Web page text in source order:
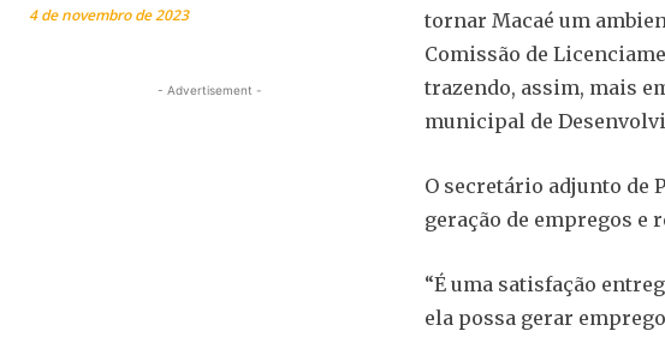
4 de novembro de 2023
- Advertisement -
tornar Macaé um
Comissão de
trazendo, assim, mais
municipal de
O secretário adjunto de
geração de empregos e
“É uma satisfação
ela possa gerar